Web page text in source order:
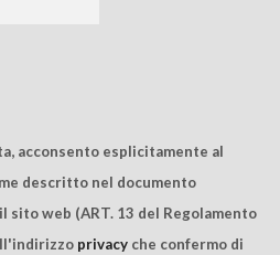
acconsento esplicitamente al
descritto nel documento
web (ART. 13 del Regolamento
privacy che confermo di